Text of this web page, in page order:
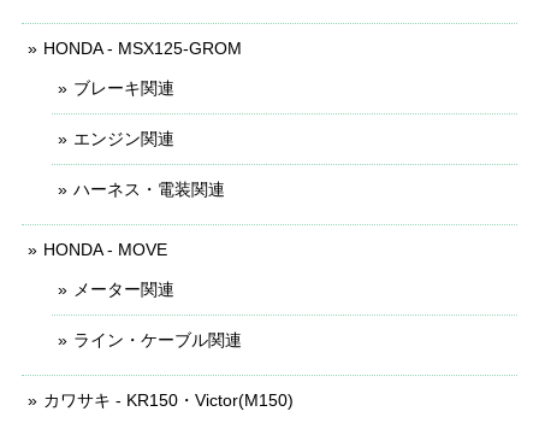
HONDA - MSX125-GROM
ブレーキ関連
エンジン関連
ハーネス・電装関連
HONDA - MOVE
メーター関連
ライン・ケーブル関連
カワサキ - KR150・Victor(M150)